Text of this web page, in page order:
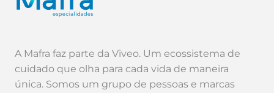
A Mafra faz parte da Viveo. Um ecossistema de
cuidado que olha para cada vida de maneira
única. Somos um grupo de pessoas e marcas